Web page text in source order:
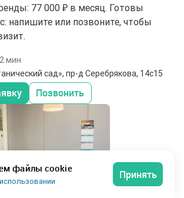
77 000 ₽ в месяц. Готовы
напишите или позвоните, чтобы
2 мин
сад», пр-д Серебрякова, 14с15
Позвонить
файлы cookie Принять